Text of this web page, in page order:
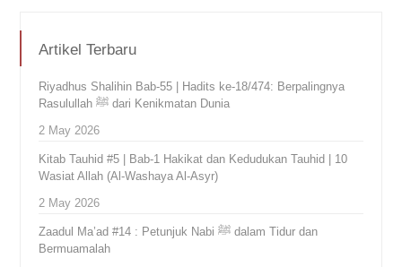
Artikel Terbaru
Riyadhus Shalihin Bab-55 | Hadits ke-18/474: Berpalingnya
Rasulullah ﷺ dari Kenikmatan Dunia
2 May 2026
Kitab Tauhid #5 | Bab-1 Hakikat dan Kedudukan Tauhid | 10
Wasiat Allah (Al-Washaya Al-Asyr)
2 May 2026
Zaadul Ma’ad #14 : Petunjuk Nabi ﷺ dalam Tidur dan
Bermuamalah